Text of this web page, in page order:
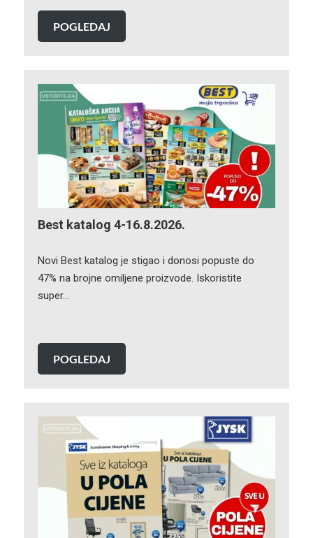
POGLEDAJ
Best katalog 4-16.8.2026.
Novi Best katalog je stigao i donosi popuste do
47% na brojne omiljene proizvode. Iskoristite
super…
POGLEDAJ